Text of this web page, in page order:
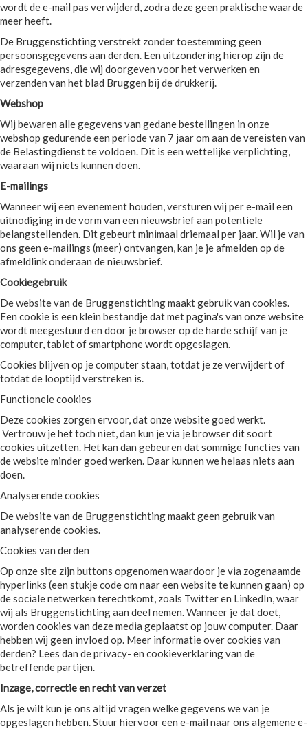
wordt de e-mail pas verwijderd, zodra deze geen praktische waarde
meer heeft.
De Bruggenstichting verstrekt zonder toestemming geen
persoonsgegevens aan derden. Een uitzondering hierop zijn de
adresgegevens, die wij doorgeven voor het verwerken en
verzenden van het blad Bruggen bij de drukkerij.
Webshop
Wij bewaren alle gegevens van gedane bestellingen in onze
webshop gedurende een periode van 7 jaar om aan de vereisten van
de Belastingdienst te voldoen. Dit is een wettelijke verplichting,
waaraan wij niets kunnen doen.
E-mailings
Wanneer wij een evenement houden, versturen wij per e-mail een
uitnodiging in de vorm van een nieuwsbrief aan potentiele
belangstellenden. Dit gebeurt minimaal driemaal per jaar. Wil je van
ons geen e-mailings (meer) ontvangen, kan je je afmelden op de
afmeldlink onderaan de nieuwsbrief.
Cookiegebruik
De website van de Bruggenstichting maakt gebruik van cookies.
Een cookie is een klein bestandje dat met pagina's van onze website
wordt meegestuurd en door je browser op de harde schijf van je
computer, tablet of smartphone wordt opgeslagen.
Cookies blijven op je computer staan, totdat je ze verwijdert of
totdat de looptijd verstreken is.
Functionele cookies
Deze cookies zorgen ervoor, dat onze website goed werkt.
Vertrouw je het toch niet, dan kun je via je browser dit soort
cookies uitzetten. Het kan dan gebeuren dat sommige functies van
de website minder goed werken. Daar kunnen we helaas niets aan
doen.
Analyserende cookies
De website van de Bruggenstichting maakt geen gebruik van
analyserende cookies.
Cookies van derden
Op onze site zijn buttons opgenomen waardoor je via zogenaamde
hyperlinks (een stukje code om naar een website te kunnen gaan) op
de sociale netwerken terechtkomt, zoals Twitter en LinkedIn, waar
wij als Bruggenstichting aan deel nemen. Wanneer je dat doet,
worden cookies van deze media geplaatst op jouw computer. Daar
hebben wij geen invloed op. Meer informatie over cookies van
derden? Lees dan de privacy- en cookieverklaring van de
betreffende partijen.
Inzage, correctie en recht van verzet
Als je wilt kun je ons altijd vragen welke gegevens we van je
opgeslagen hebben. Stuur hiervoor een e-mail naar ons algemene e-